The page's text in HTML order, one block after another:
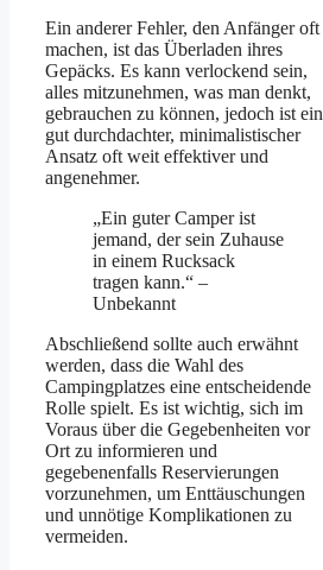
Ein anderer Fehler, den Anfänger oft
machen, ist das Überladen ihres
Gepäcks. Es kann verlockend sein,
alles mitzunehmen, was man denkt,
gebrauchen zu können, jedoch ist ein
gut durchdachter, minimalistischer
Ansatz oft weit effektiver und
angenehmer.
„Ein guter Camper ist
jemand, der sein Zuhause
in einem Rucksack
tragen kann.“ –
Unbekannt
Abschließend sollte auch erwähnt
werden, dass die Wahl des
Campingplatzes eine entscheidende
Rolle spielt. Es ist wichtig, sich im
Voraus über die Gegebenheiten vor
Ort zu informieren und
gegebenenfalls Reservierungen
vorzunehmen, um Enttäuschungen
und unnötige Komplikationen zu
vermeiden.